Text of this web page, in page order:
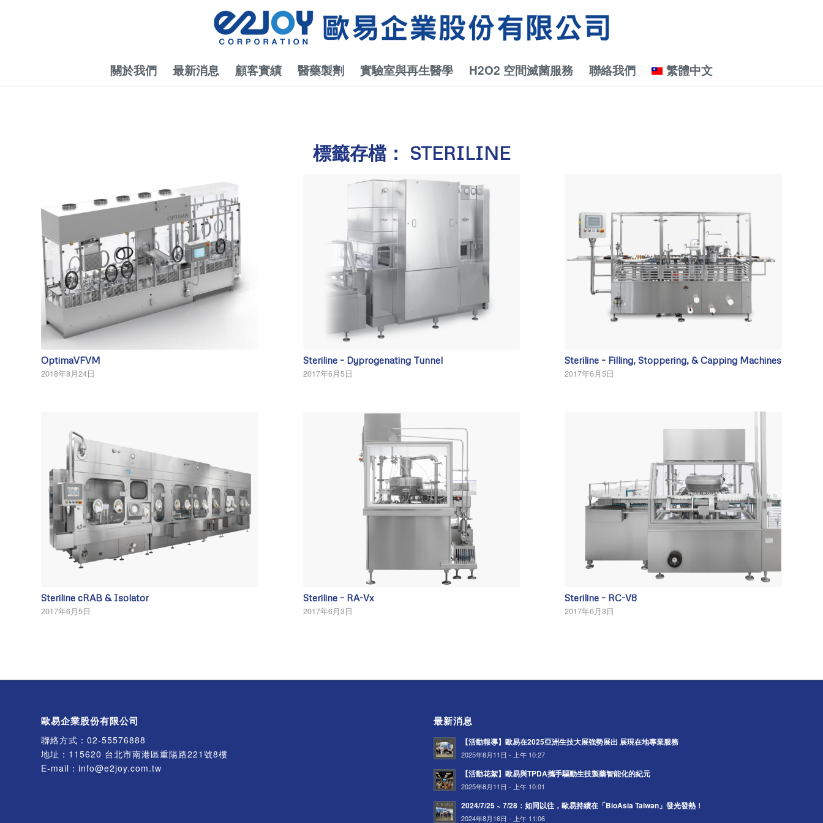
關於我們 最新消息 顧客實績 醫藥製劑 實驗室與再生醫學 H2O2 空間滅菌服務 聯絡我們 繁體中文
標籤存檔： STERILINE
OptimaVFVM
2018年8月24日
Steriline – Dyprogenating Tunnel
2017年6月5日
Steriline – Filling, Stoppering, & Capping Machines
2017年6月5日
Steriline cRAB & Isolator
2017年6月5日
Steriline – RA-Vx
2017年6月3日
Steriline – RC-V8
2017年6月3日
歐易企業股份有限公司
聯絡方式： 02-55576888
地址：115620 台北市南港區重陽路221號8樓
E-mail： info@e2joy.com.tw
最新消息
【活動報導】歐易在2025亞洲生技大展強勢展出 展現在地專業服務
2025年8月11日 - 上午 10:27
【活動花絮】歐易與TPDA攜手驅動生技製藥智能化的紀元
2025年8月11日 - 上午 10:01
2024/7/25 ~ 7/28：如同以往，歐易持續在「BioAsia Taiwan」發光發熱！
2024年8月16日 - 上午 11:06